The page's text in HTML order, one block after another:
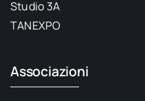
Studio 3A
TANEXPO
Associazioni